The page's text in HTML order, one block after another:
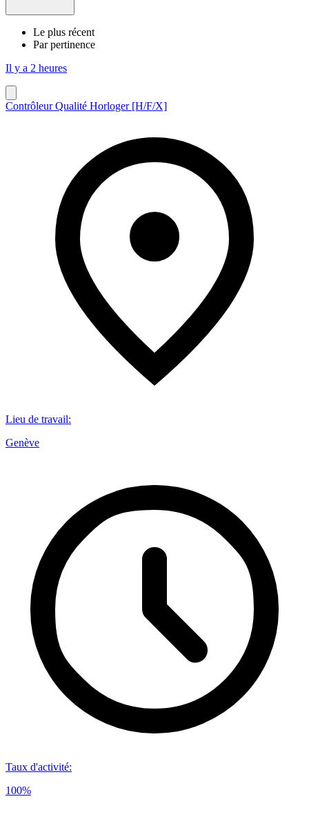
Le plus récent
Par pertinence
Il y a 2 heures
Contrôleur Qualité Horloger [H/F/X]
Lieu de travail:
Genève
Taux d'activité:
100%